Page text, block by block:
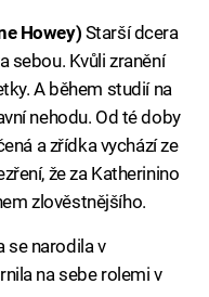
Howey) Starší dcera
sebou. Kvůli zranění
A během studií na
nehodu. Od té doby
a zřídka vychází ze
že za Katherinino
zlověstnějšího.
se narodila v
na sebe rolemi v